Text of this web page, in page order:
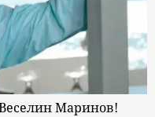
Маринов!